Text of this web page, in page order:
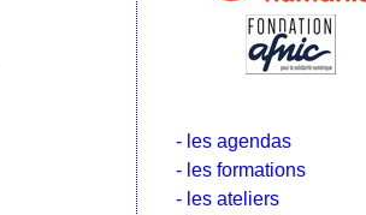
- les agendas
- les formations
- les ateliers